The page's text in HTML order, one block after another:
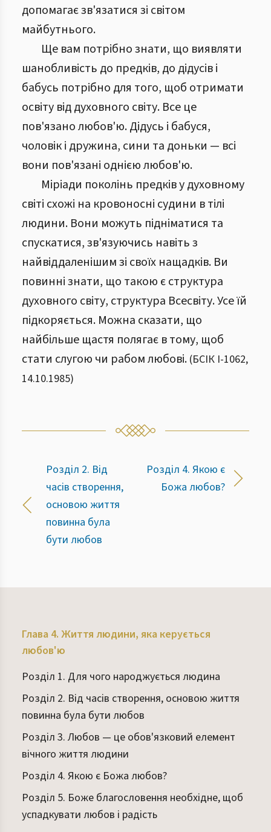
допомагає зв'язатися зі світом
майбутнього.
Ще вам потрібно знати, що виявляти
шанобливість до предків, до дідусів і
бабусь потрібно для того, щоб отримати
освіту від духовного світу. Все це
пов'язано любов'ю. Дідусь і бабуся,
чоловік і дружина, сини та доньки — всі
вони пов'язані однією любов'ю.
Міріади поколінь предків у духовному
світі схожі на кровоносні судини в тілі
людини. Вони можуть підніматися та
спускатися, зв'язуючись навіть з
найвіддаленішим зі своїх нащадків. Ви
повинні знати, що такою є структура
духовного світу, структура Всесвіту. Усе їй
підкоряється. Можна сказати, що
найбільше щастя полягає в тому, щоб
стати слугою чи рабом любові. (БСІК І-1062,
14.10.1985)
Розділ 2. Від
часів створення,
основою життя
повинна була
бути любов
Розділ 4. Якою є
Божа любов?
Глава 4. Життя людини, яка керується
любов'ю
Розділ 1. Для чого народжується людина
Розділ 2. Від часів створення, основою життя
повинна була бути любов
Розділ 3. Любов — це обов'язковий елемент
вічного життя людини
Розділ 4. Якою є Божа любов?
Розділ 5. Боже благословення необхідне, щоб
успадкувати любов і радість